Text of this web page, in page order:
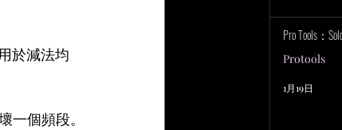
於減法均
個頻段。
Pro Tools：
Protools
1月19日